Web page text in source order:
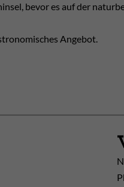
bevor es auf der
Angebot.